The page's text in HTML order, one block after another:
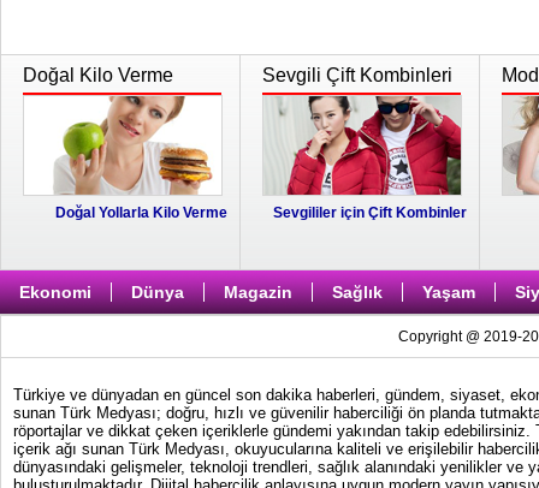
Doğal Kilo Verme
Doğal Yollarla Kilo Verme
Sevgili Çift Kombinleri
Sevgililer için Çift Kombinler
Ekonomi Dünya Magazin Sağlık Yaşam
Copyright @ 2019-
Türkiye ve dünyadan en güncel son dakika haberleri, gündem, siyaset,
sunan Türk Medyası; doğru, hızlı ve güvenilir haberciliği ön planda
röportajlar ve dikkat çeken içeriklerle gündemi yakından takip
içerik ağı sunan Türk Medyası, okuyucularına kaliteli ve erişilebilir
dünyasındaki gelişmeler, teknoloji trendleri, sağlık alanındaki yenilikler